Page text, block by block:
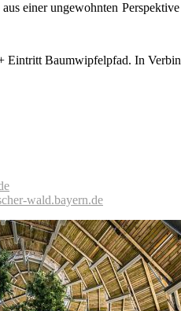
einer ungewohnten
Eintritt Baumwipfelpfad. In
wald.bayern.de